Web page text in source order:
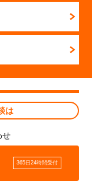
は
せ
365日24時間受付